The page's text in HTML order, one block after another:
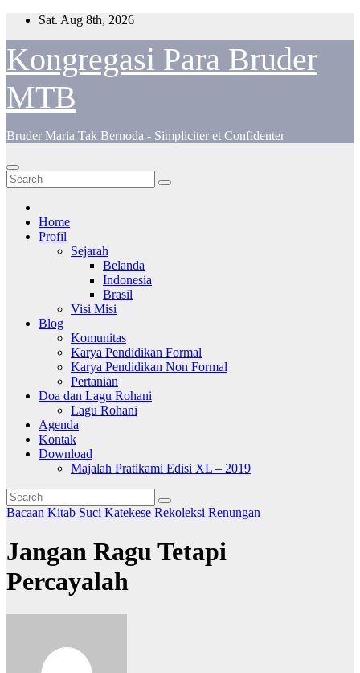
Skip
content
Sat. Aug 8th, 2026
Kongregasi Para Bruder
MTB
Bruder Maria Tak Bernoda - Simpliciter et Confidenter
Home
Profil
Sejarah
Belanda
Indonesia
Brasil
Visi Misi
Blog
Komunitas
Karya Pendidikan Formal
Karya Pendidikan Non Formal
Pertanian
Doa dan Lagu Rohani
Lagu Rohani
Agenda
Kontak
Download
Majalah Pratikami Edisi XL – 2019
Bacaan Kitab Suci Katekese Rekoleksi Renungan
Jangan Ragu Tetapi
Percayalah